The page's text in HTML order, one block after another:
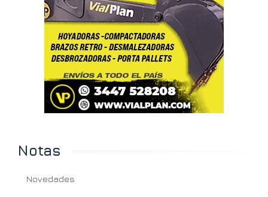
Notas
Novedades